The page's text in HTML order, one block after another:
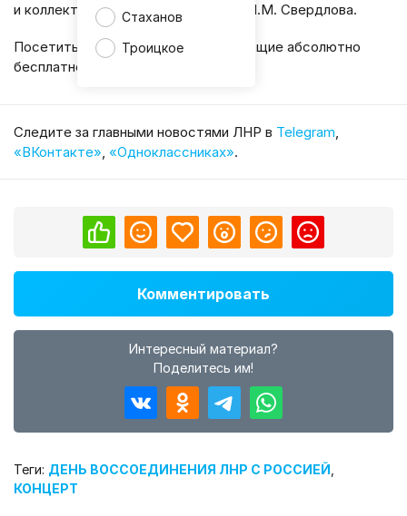
Стаханов
Троицкое
и коллективы Дворца культуры им. Я.М. Свердлова.
Посетить концерт могут все желающие абсолютно
бесплатно.
Cледите за главными новостями ЛНР в Telegram
«ВКонтакте» «Одноклассниках».
Комментировать
Интересный материал?
Поделитесь им!
Теги: ДЕНЬ ВОССОЕДИНЕНИЯ ЛНР С РОССИЕЙ
КОНЦЕРТ